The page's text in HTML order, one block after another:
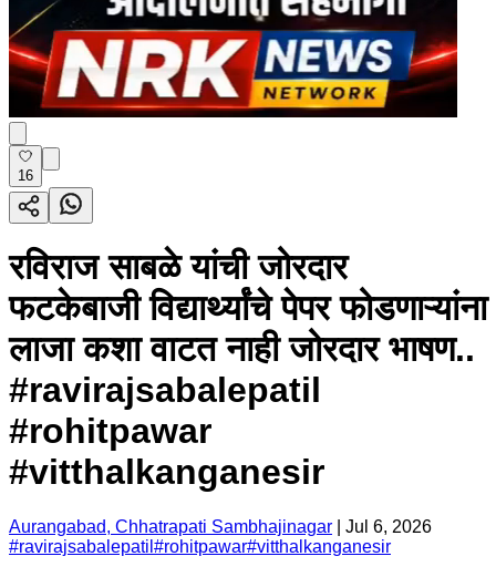
16
रविराज साबळे यांची जोरदार
फटकेबाजी विद्यार्थ्यांचे पेपर फोडणाऱ्यांना
लाजा कशा वाटत नाही जोरदार भाषण..
#ravirajsabalepatil
#rohitpawar
#vitthalkanganesir
Aurangabad, Chhatrapati Sambhajinagar
Jul 6, 2026
#ravirajsabalepatil #rohitpawar#vitthalkanganesir